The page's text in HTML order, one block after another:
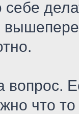
вопрос.
что